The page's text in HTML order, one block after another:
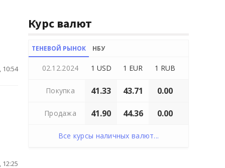
10:54
12:25
Курс валют
ТЕНЕВОЙ РЫНОК НБУ
02.12.2024 1 USD 1 EUR 1 RUB
Покупка 41.33 43.71 0.00
Продажа 41.90 44.36 0.00
Все курсы наличных валют...